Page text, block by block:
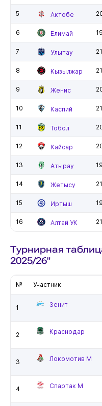
5 Актобе
6 Елимай 19
7 Улытау 21
8 Кызылжар 21
9 Женис
10 Каспий 21
11 Тобол
12 Кайсар
13 Атырау 19
14 Жетысу 21
15 Иртыш 19
16 Алтай УК 21
Турнирная
2025/26"
№ Участник
1 Зенит
2 Краснодар
3 Локомотив М
4 Спартак М